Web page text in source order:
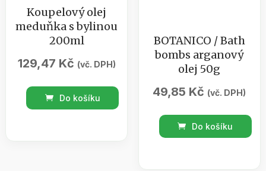
Koupelový olej
meduňka s bylinou
200ml
129,47 Kč (vč. DPH)
Koupelový
olej
Do košíku
BOTANICO / Bath
bombs arganový
olej 50g
49,85 Kč (vč. DPH)
BOTANICODo košíku